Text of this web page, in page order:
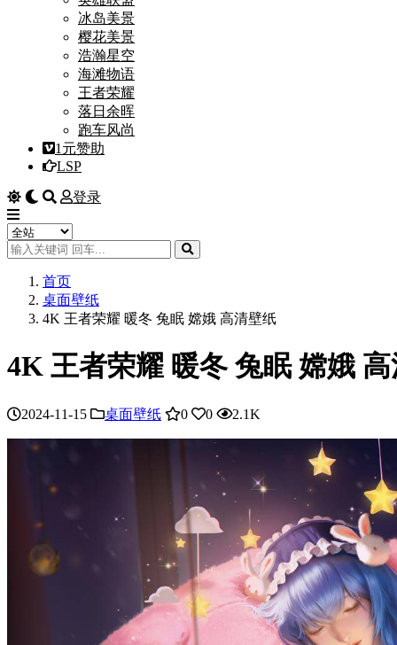
冰岛美景
樱花美景
浩瀚星空
海滩物语
王者荣耀
落日余晖
跑车风尚
1元赞助
LSP
登录
首页
桌面壁纸
4K 王者荣耀 暖冬 兔眠 嫦娥 高清壁纸
4K 王者荣耀 暖冬 兔眠 嫦娥
2024-11-15 桌面壁纸 0 0 2.1K